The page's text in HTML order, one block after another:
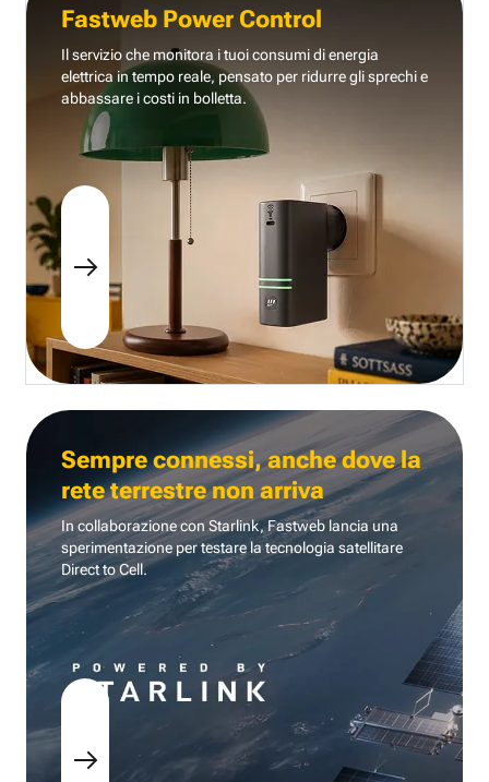
Fastweb Power Control
Il servizio che monitora i tuoi consumi di energia
elettrica in tempo reale, pensato per ridurre gli sprechi e
abbassare i costi in bolletta.
Sempre connessi, anche dove la
rete terrestre non arriva
In collaborazione con Starlink, Fastweb lancia una
sperimentazione per testare la tecnologia satellitare
Direct to Cell.